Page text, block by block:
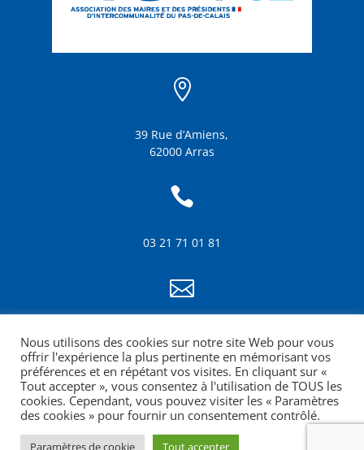

39 Rue d’Amiens,
62000 Arras

03 21 71 01 81

info@amf62.fr
mentions légales
Nous utilisons des cookies sur notre site Web pour vous
offrir l'expérience la plus pertinente en mémorisant vos
préférences et en répétant vos visites. En cliquant sur «
Tout accepter », vous consentez à l'utilisation de TOUS les
cookies. Cependant, vous pouvez visiter les « Paramètres
des cookies » pour fournir un consentement contrôlé.
Paramètres de cookie Tout accepter